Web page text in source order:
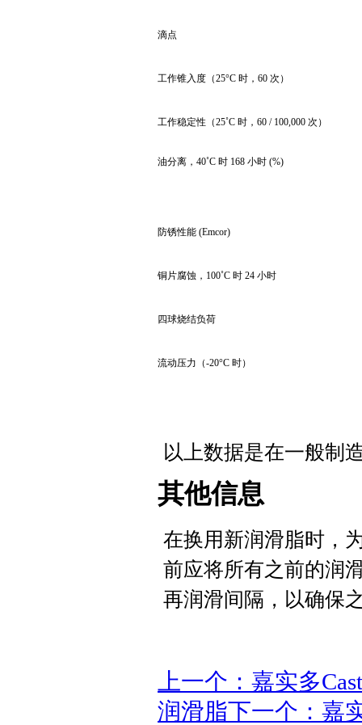
滴点
工作锥入度（25°C 时，60 次）
工作稳定性（25˚C 时，60 / 100,000 次）
油分离，40˚C 时 168 小时 (%)
防锈性能 (Emcor)
铜片腐蚀，100˚C 时 24 小时
四球烧结负荷
流动压力（-20°C 时）
以上数据是在一般制
其他信息
在换用新润滑脂时，
前应将所有之前的润
再润滑间隔，以确保
上一个：嘉实多
润滑脂下一个：嘉